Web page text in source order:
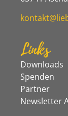
Links
Downloads
Spenden
Partner
Newsletter